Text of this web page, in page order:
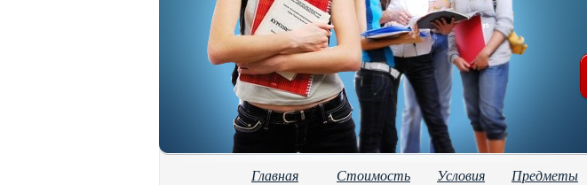
Главная Стоимость Условия Предметы